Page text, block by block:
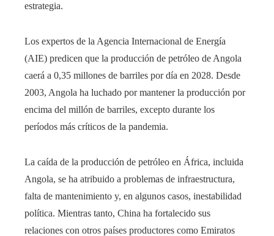
estrategia.
Los expertos de la Agencia Internacional de Energía
(AIE) predicen que la producción de petróleo de Angola
caerá a 0,35 millones de barriles por día en 2028. Desde
2003, Angola ha luchado por mantener la producción por
encima del millón de barriles, excepto durante los
períodos más críticos de la pandemia.
La caída de la producción de petróleo en África, incluida
Angola, se ha atribuido a problemas de infraestructura,
falta de mantenimiento y, en algunos casos, inestabilidad
política. Mientras tanto, China ha fortalecido sus
relaciones con otros países productores como Emiratos